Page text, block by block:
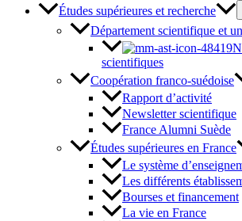
Études supérieures et recherche
Département scientifique et
scientifiques
Coopération franco-suédoise
Rapport d’activité
Newsletter scientifique
France Alumni Suède
Études supérieures en France
Le système
Les différents
Bourses et financement
La vie en France